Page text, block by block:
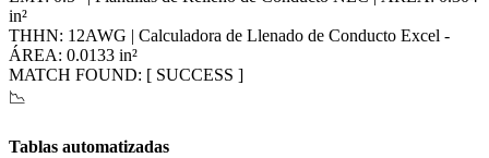
in²
THHN: 12AWG | Calculadora de Llenado de Conducto Excel -
ÁREA: 0.0133 in²
MATCH FOUND: [ SUCCESS ]
📉
Tablas automatizadas